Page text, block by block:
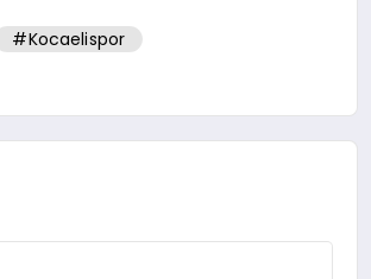
#Kocaelispor